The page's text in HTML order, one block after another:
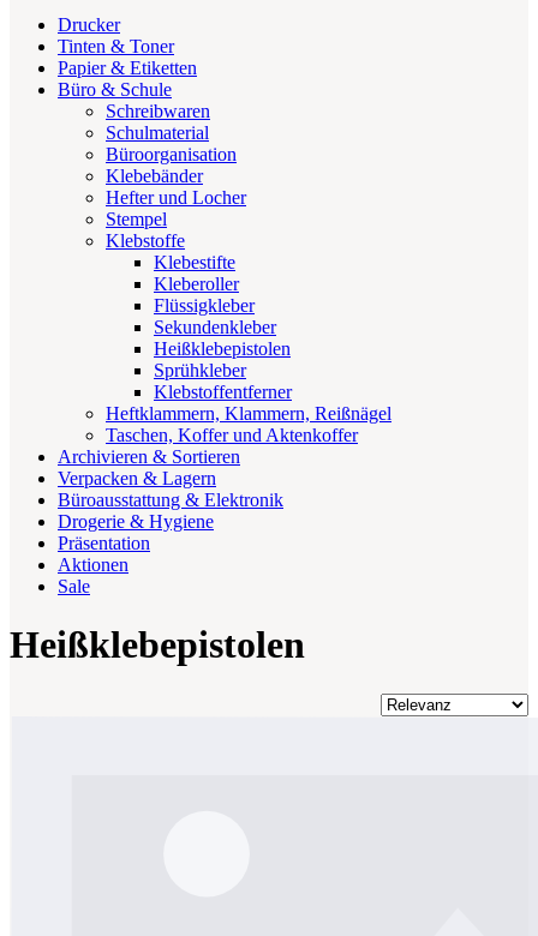
Drucker
Tinten & Toner
Papier & Etiketten
Büro & Schule
Schreibwaren
Schulmaterial
Büroorganisation
Klebebänder
Hefter und Locher
Stempel
Klebstoffe
Klebestifte
Kleberoller
Flüssigkleber
Sekundenkleber
Heißklebepistolen
Sprühkleber
Klebstoffentferner
Heftklammern, Klammern, Reißnägel
Taschen, Koffer und Aktenkoffer
Archivieren & Sortieren
Verpacken & Lagern
Büroausstattung & Elektronik
Drogerie & Hygiene
Präsentation
Aktionen
Sale
Heißklebepistolen